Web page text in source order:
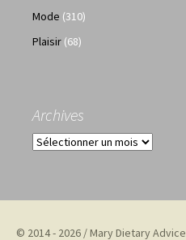
Mode (310)
Plaisir (68)
Archives
Archives
© 2014 - 2026 / Mary Dietary Advice